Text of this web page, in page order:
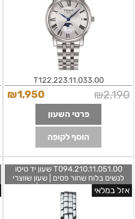
T122.223.11.033.00
₪2,190
₪1,950
פרטי השעון
הוסף לקופה
T094.210.11.051.00 שעון יד טיסו
לנשים בלוח שחור פסים | שעון שווצרי
לאישה כולל שנתיים אחריות | Tissot
Flamingo Black Dial Ladies
Stainless Steel Watch Model
T0942101105100
אזל במלאי